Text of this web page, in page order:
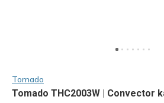
Tomado
Tomado THC2003W | Convector